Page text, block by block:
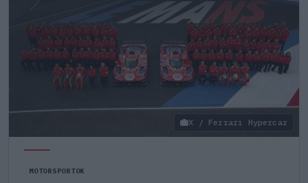
X / Ferrari Hypercar
MOTORSPORTOK